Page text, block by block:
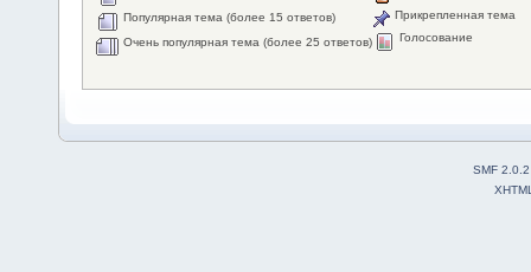
Популярная тема (более 15 ответов)
Очень популярная тема (более 25 ответов)
Прикрепленная тема
Голосование
SMF 2.0.2